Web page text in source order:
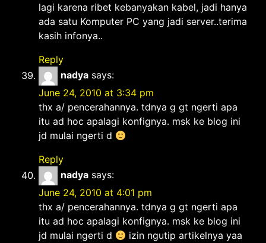
lagi karena ribet kebanyakan kabel, jadi hanya
ada satu Komputer PC yang jadi server..terima
kasih infonya..
Reply
nadya says:
June 24, 2010 at 3:34 pm
thx a/ pencerahannya. tdnya g gt ngerti apa
itu ad hoc apalagi konfignya. msk ke blog ini
jd mulai ngerti d
Reply
nadya says:
June 24, 2010 at 4:01 pm
thx a/ pencerahannya. tdnya g gt ngerti apa
itu ad hoc apalagi konfignya. msk ke blog ini
jd mulai ngerti d
izin ngutip artikelnya yaa